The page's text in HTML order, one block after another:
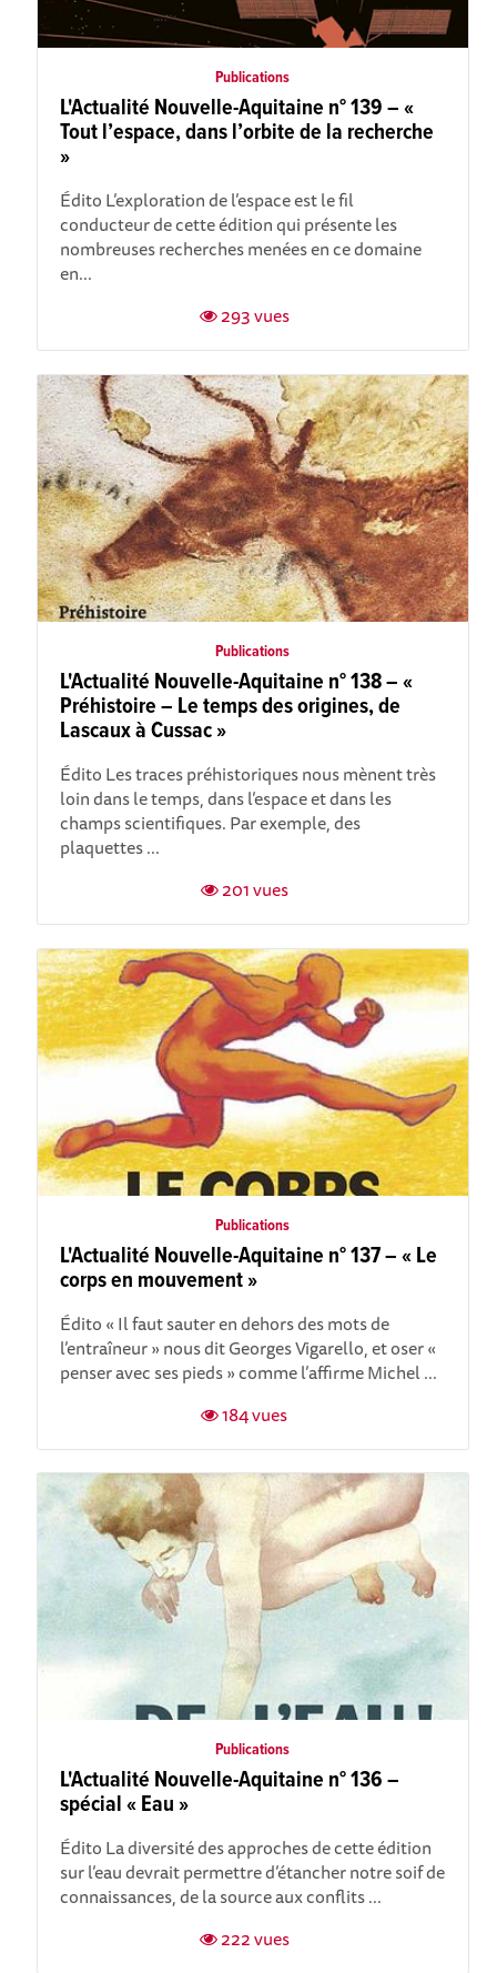
Publications
L'Actualité Nouvelle-Aquitaine n° 139 – «
Tout l’espace, dans l’orbite de la recherche
»
Édito L’exploration de l’espace est le fil
conducteur de cette édition qui présente les
nombreuses recherches menées en ce domaine
en...
293 vues
Publications
L'Actualité Nouvelle-Aquitaine n° 138 – «
Préhistoire – Le temps des origines, de
Lascaux à Cussac »
Édito Les traces préhistoriques nous mènent très
loin dans le temps, dans l’espace et dans les
champs scientifiques. Par exemple, des
plaquettes ...
201 vues
Publications
L'Actualité Nouvelle-Aquitaine n° 137 – « Le
corps en mouvement »
Édito « Il faut sauter en dehors des mots de
l’entraîneur » nous dit Georges Vigarello, et oser «
penser avec ses pieds » comme l’affirme Michel ...
184 vues
Publications
L'Actualité Nouvelle-Aquitaine n° 136 –
spécial « Eau »
Édito La diversité des approches de cette édition
sur l’eau devrait permettre d’étancher notre soif de
connaissances, de la source aux conflits ...
222 vues